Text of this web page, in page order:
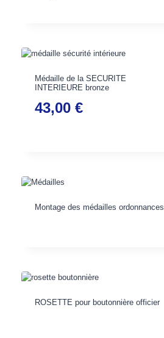
Médaille de la SECURITE
INTERIEURE bronze
43,00 €
Montage des médailles ordonnances
ROSETTE pour boutonnière officier